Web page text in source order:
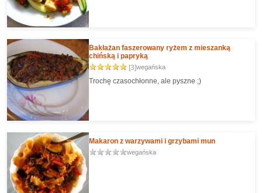
Bakłażan faszerowany ryżem z mieszanką
chińską i papryką
[3]wegańska
Trochę czasochłonne, ale pyszne ;)
Makaron z warzywami i grzybami mun
wegańska